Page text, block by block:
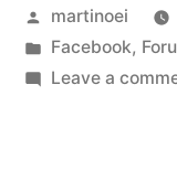
Posted
by
martinoei
Posted
in
Facebook,
Leave a